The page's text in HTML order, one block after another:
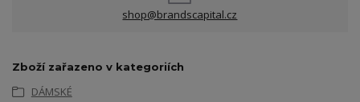
shop@brandscapital.cz
Zboží zařazeno v kategoriích
DÁMSKÉ